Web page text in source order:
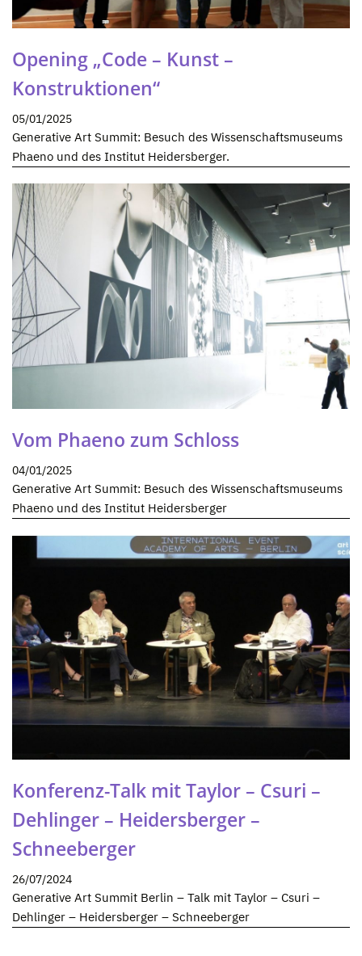
Opening „Code – Kunst –
Konstruktionen“
05/01/2025
Generative Art Summit: Besuch des Wissenschaftsmuseums
Phaeno und des Institut Heidersberger.
Vom Phaeno zum Schloss
04/01/2025
Generative Art Summit: Besuch des Wissenschaftsmuseums
Phaeno und des Institut Heidersberger
Konferenz-Talk mit Taylor – Csuri –
Dehlinger – Heidersberger –
Schneeberger
26/07/2024
Generative Art Summit Berlin – Talk mit Taylor – Csuri –
Dehlinger – Heidersberger – Schneeberger